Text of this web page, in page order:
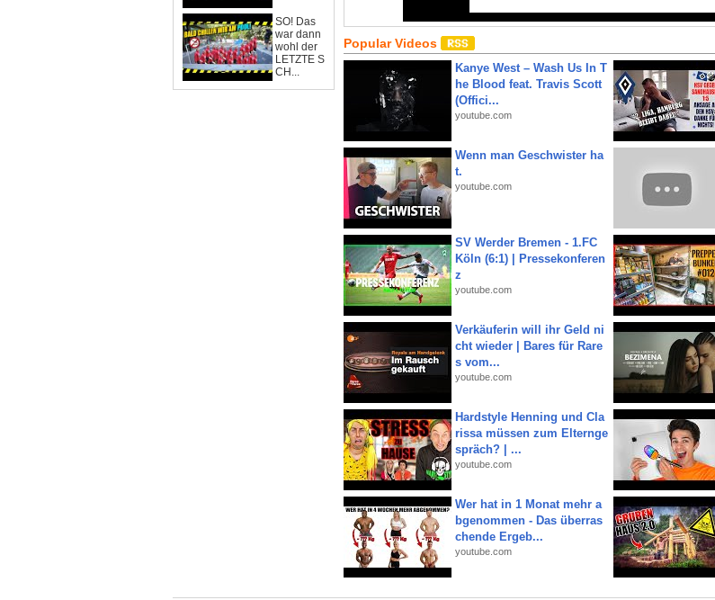
SO! Das
war dann
wohl der
LETZTE S
CH...
Popular Videos
Kanye West – Wash Us In T
he Blood feat. Travis Scott
(Offici...
youtube.com
Wenn man Geschwister ha
t.
youtube.com
SV Werder Bremen - 1.FC
Köln (6:1) | Pressekonferen
z
youtube.com
Verkäuferin will ihr Geld ni
cht wieder | Bares für Rare
s vom...
youtube.com
Hardstyle Henning und Cla
rissa müssen zum Elternge
spräch? | ...
youtube.com
Wer hat in 1 Monat mehr a
bgenommen - Das überras
chende Ergeb...
youtube.com